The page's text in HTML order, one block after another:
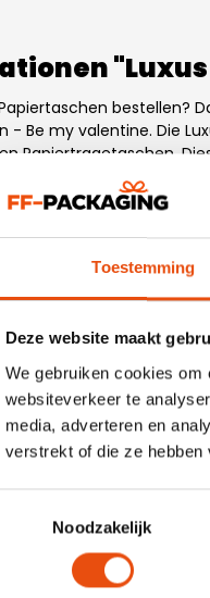
Toestemming
Deze website maakt
We gebruiken cookies om
websiteverkeer te
media, adverteren en
verstrekt of die ze
Noodzakelijk
bestellen?
- Be my valentine. Die
Papiertragetaschen.
einen besonders
valentine sind einseitig
Luxus Valentin
Luxus
Be my
Dann
valentine. Dieses
haben 2 geknotete
Papierstärke beträgt
und sehr vielseitig.
eine beliebte Tüte
valentine sind einseitig
bestellt werden. Diese
oft wiederverwendet
werden.